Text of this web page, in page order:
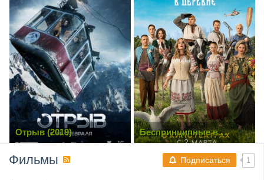
Беспринципные в
деревне (2023)
Блуждающая Земля 2
(2023)
Подписаться 1
Фильмы